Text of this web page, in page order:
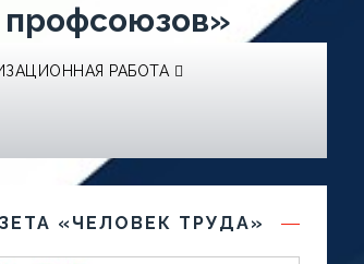
профсоюзов»
РАБОТА
«ЧЕЛОВЕК ТРУДА»